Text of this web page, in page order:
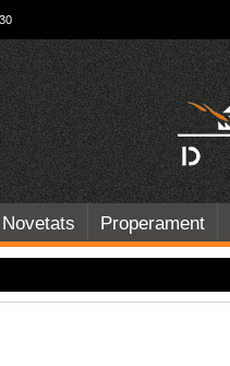
Novetats Properament